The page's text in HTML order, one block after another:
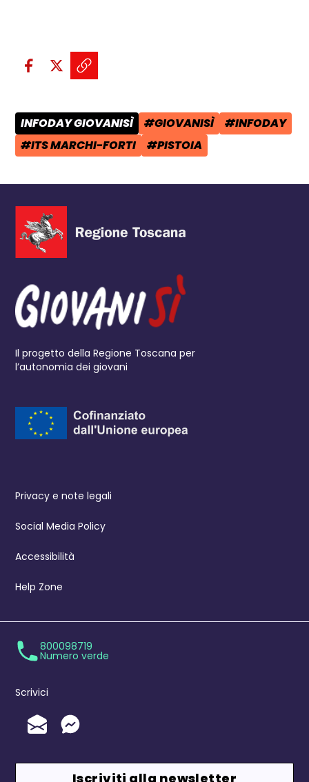
Condividi sui social:
Condividi su Facebook - apre
Condividi su X - apre una
Copia il link e condividi -
CATEGORIA POST:
INFODAY GIOVANISÌ TAG:
#GIOVANISÌ TAG:
#INFODAY
TAG:
#ITS MARCHI-FORTI TAG:
#PISTOIA
Il progetto della Regione Toscana per
l’autonomia dei giovani
Privacy e note legali
Social Media Policy
Accessibilità
Help Zone
800098719
Numero verde
Scrivici
Invia un'Email
Messenger
Iscriviti alla newsletter